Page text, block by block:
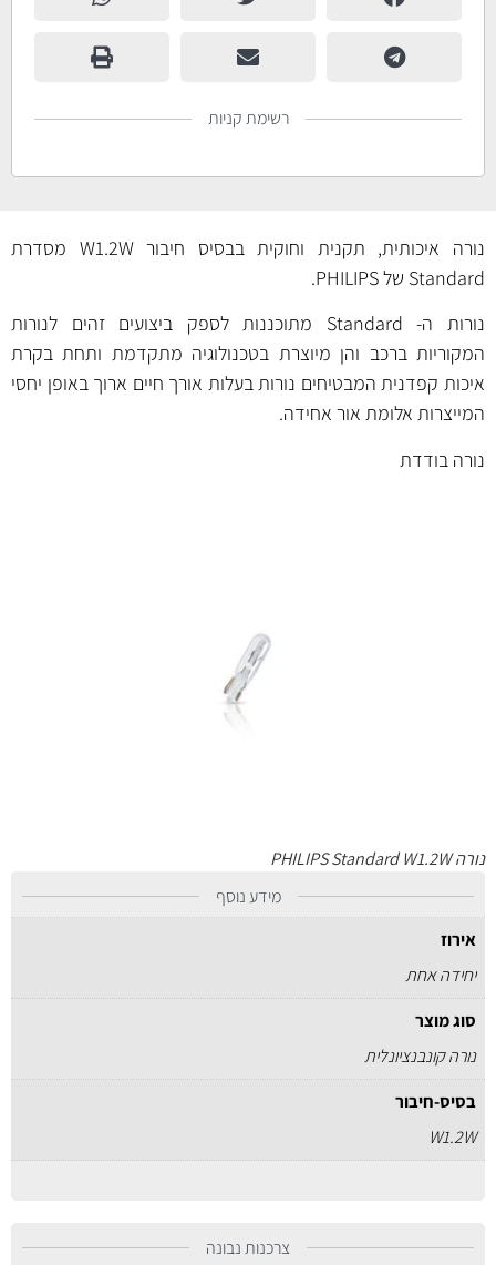
רשימת קניות
נורה איכותית, תקנית וחוקית בבסיס חיבור W1.2W מסדרת
Standard של PHILIPS.
נורות ה- Standard מתוכננות לספק ביצועים זהים לנורות
המקוריות ברכב והן מיוצרת בטכנולוגיה מתקדמת ותחת בקרת
איכות קפדנית המבטיחים נורות בעלות אורך חיים ארוך באופן יחסי
המייצרות אלומת אור אחידה.
נורה בודדת
נורה PHILIPS Standard W1.2W
מידע נוסף
אירוז
יחידה אחת
סוג מוצר
נורה קונבנציונלית
בסיס-חיבור
W1.2W
צרכנות נבונה